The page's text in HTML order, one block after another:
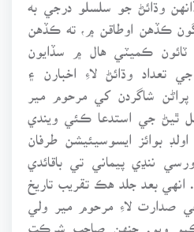
ڪڏهن اوطاقن ۾، ته ڪڏهن
ڪميٽي هال ۾ سڏايون
تعداد وڌائڻ لاءِ اخبارن ۽
شاگردن کي مرحوم مير
ٿيڻ جي استدعا ڪئي ويندي
1973ع ۾ اولڊ بوائز ايسوسيئيشن طرفان
ننڍي پيماني تي باقائدي
انهي بعد جلد هڪ تقريب تاريخ
جي صدارت لاءِ مرحوم مير ولي
ويو. جنهن صاحب شرڪت